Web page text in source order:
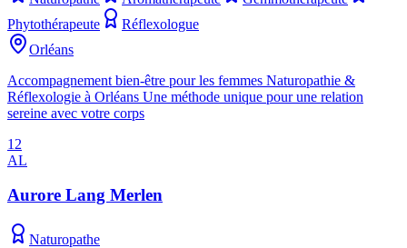
Phytothérapeute
Réflexologue
Orléans
Accompagnement bien-être pour les femmes Naturopathie &
Réflexologie à Orléans Une méthode unique pour une relation
sereine avec votre corps
12
AL
Aurore Lang Merlen
Naturopathe